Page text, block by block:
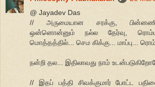
@ Jayadev Das
// அருமையான சரக்கு,
ஒன்னொன்னும் நல்ல தேர்வு,
மொத்தத்தில்... செம கிக்கு... மாப்பு...
நன்றி தல... இதிலாவது நாம்
// இதப் பத்தி சிவக்குமார் போட்ட